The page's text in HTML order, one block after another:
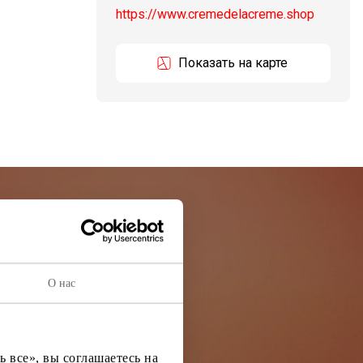
О нас
все», вы соглашаетесь на
https://www.cremedelacreme.shop
Показать на карте
информации